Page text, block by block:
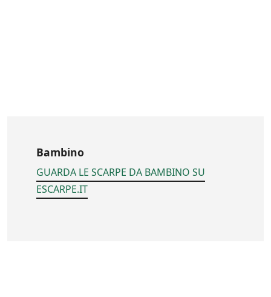
Bambino
GUARDA LE SCARPE DA BAMBINO SU
ESCARPE.IT